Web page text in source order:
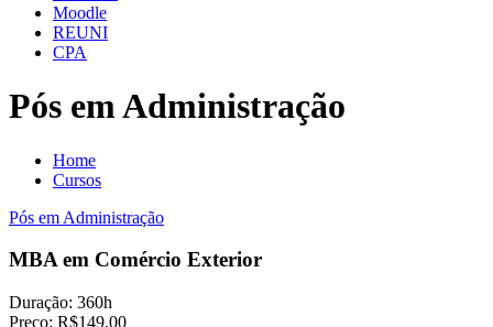
Moodle
REUNI
CPA
Pós em Administração
Home
Cursos
Pós em Administração
MBA em Comércio Exterior
Duração: 360h
Preço: R$149,00